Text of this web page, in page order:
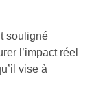
souligné
l’impact réel
vise à